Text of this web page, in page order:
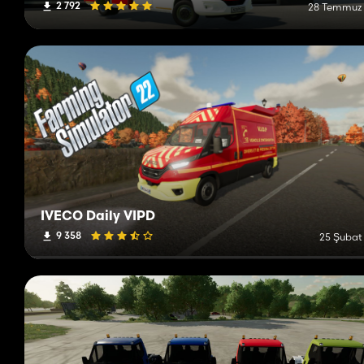
2 792 28
IVECO Daily VIPD
9 358 25 Şubat